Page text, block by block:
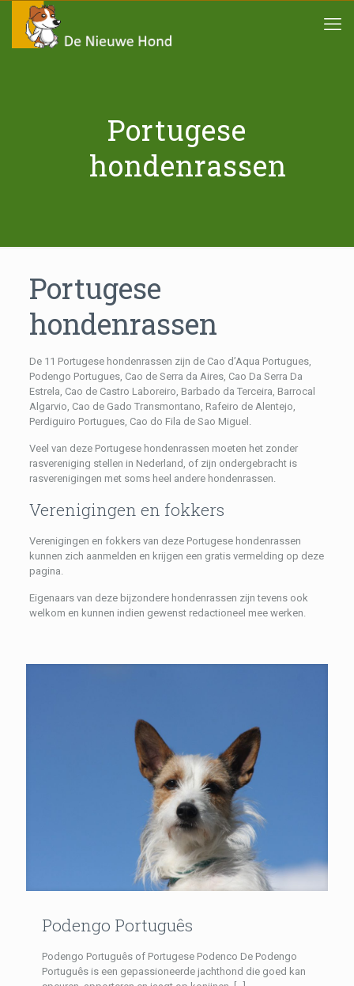
Portugese
hondenrassen
Portugese
hondenrassen
De 11 Portugese hondenrassen zijn de Cao d’Aqua Portugues,
Podengo Portugues, Cao de Serra da Aires, Cao Da Serra Da
Estrela, Cao de Castro Laboreiro, Barbado da Terceira, Barrocal
Algarvio, Cao de Gado Transmontano, Rafeiro de Alentejo,
Perdiguiro Portugues, Cao do Fila de Sao Miguel.
Veel van deze Portugese hondenrassen moeten het zonder
rasvereniging stellen in Nederland, of zijn ondergebracht is
rasverenigingen met soms heel andere hondenrassen.
Verenigingen en fokkers
Verenigingen en fokkers van deze Portugese hondenrassen
kunnen zich aanmelden en krijgen een gratis vermelding op deze
pagina.
Eigenaars van deze bijzondere hondenrassen zijn tevens ook
welkom en kunnen indien gewenst redactioneel mee werken.
Podengo Português
Podengo Português of Portugese Podenco De Podengo
Português is een gepassioneerde jachthond die goed kan